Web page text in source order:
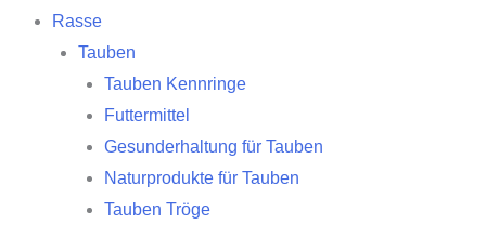
Rasse
Tauben
Tauben Kennringe
Futtermittel
Gesunderhaltung für Tauben
Naturprodukte für Tauben
Tauben Tröge